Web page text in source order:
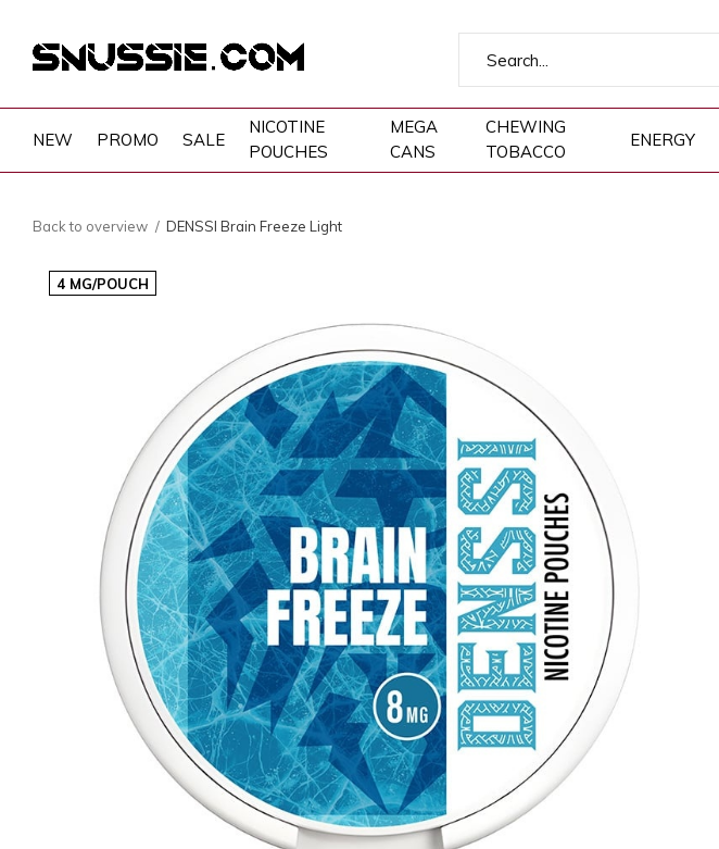
NEW PROMO SALE
NICOTINE
POUCHES
MEGA
CANS
CHEWING
TOBACCO
ENERGY
Back to overview DENSSI Brain Freeze Light
4 MG/POUCH